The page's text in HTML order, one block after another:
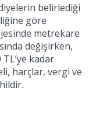
belirlediği
göre
metrekare
değişirken,
kadar
harçlar, vergi ve